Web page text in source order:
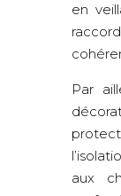
en
Par
aux